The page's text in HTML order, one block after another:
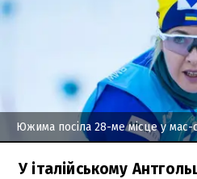
Южима посіла 28-ме місце у мас-
У італійському